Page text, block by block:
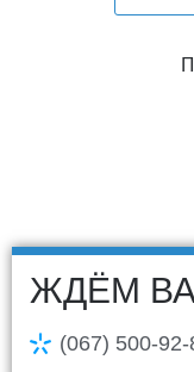
ЖДЁМ
(067) 500-92-